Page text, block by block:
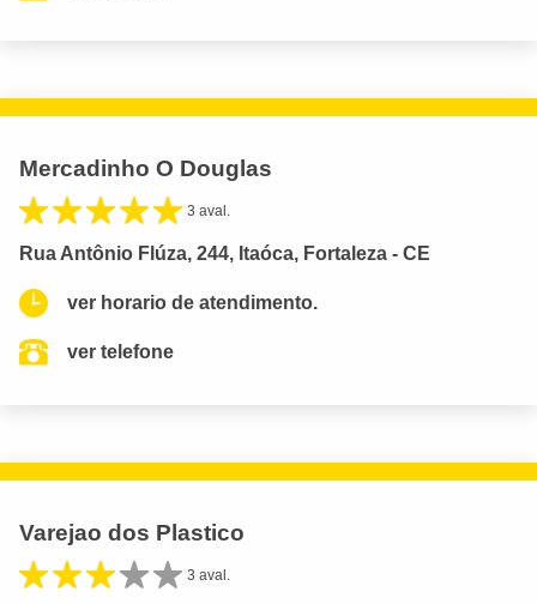
Mercadinho O Douglas
3 aval.
Rua Antônio Flúza, 244, Itaóca, Fortaleza - CE
ver horario de atendimento.
ver telefone
Varejao dos Plastico
3 aval.